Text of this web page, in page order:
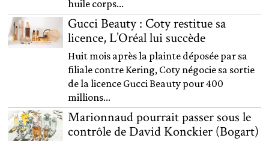
huile corps...
Gucci Beauty : Coty restitue sa
licence, L’Oréal lui succède
Huit mois après la plainte déposée par sa
filiale contre Kering, Coty négocie sa sortie
de la licence Gucci Beauty pour 400
millions...
Marionnaud pourrait passer sous le
contrôle de David Konckier (Bogart)